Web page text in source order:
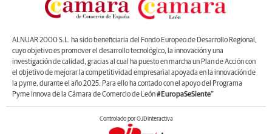
ALNUAR 2000 S.L. ha sido beneficiaria del Fondo Europeo de Desarrollo Regional,
cuyo objetivo es promover el desarrollo tecnológico, la innovación y una
investigación de calidad, gracias al cual ha puesto en marcha un Plan de Acción con
el objetivo de mejorar la competitividad empresarial apoyada en la innovación de
la pyme, durante el año 2025. Para ello ha contado con el apoyo del Programa
Pyme Innova de la Cámara de Comercio de León#EuropaSeSiente”
Controlado por OJDinteractiva